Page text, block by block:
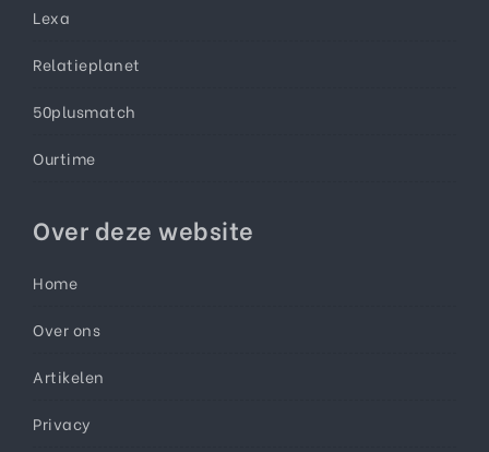
Lexa
Relatieplanet
50plusmatch
Ourtime
Over deze website
Home
Over ons
Artikelen
Privacy